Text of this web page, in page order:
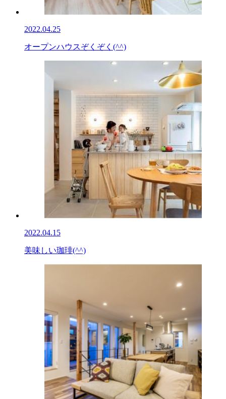
2022.04.25
オープンハウスぞくぞく(^^)
2022.04.15
美味しい珈琲(^^)